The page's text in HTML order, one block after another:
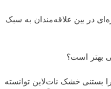
در بین علاقه‌مندان به سبک
بهتر است؟
بستنی خشک نات‌لاین توانسته